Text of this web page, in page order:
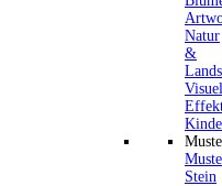
Natur
&
Stein